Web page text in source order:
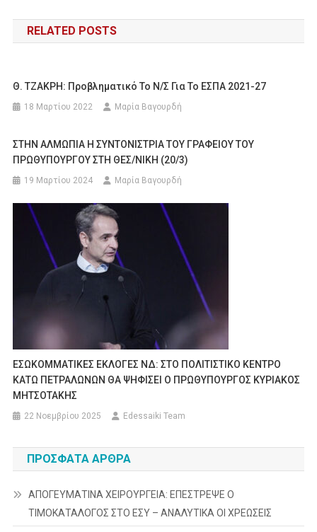
άρθρων
RELATED POSTS
Θ. ΤΖΑΚΡΗ: Προβληματικό Το Ν/σ Για Το ΕΣΠΑ 2021-27
18 Μαρτίου 2022 Μαρία Βαγουρδή
ΣΤΗΝ ΑΛΜΩΠΙΑ Η ΣΥΝΤΟΝΙΣΤΡΙΑ ΤΟΥ ΓΡΑΦΕΙΟΥ ΤΟΥ
ΠΡΩΘΥΠΟΥΡΓΟΥ ΣΤΗ ΘΕΣ/ΝΙΚΗ (20/3)
19 Μαρτίου 2024 Μαρία Βαγουρδή
ΕΣΩΚΟΜΜΑΤΙΚΕΣ ΕΚΛΟΓΕΣ ΝΔ: ΣΤΟ ΠΟΛΙΤΙΣΤΙΚΟ ΚΕΝΤΡΟ
ΚΑΤΩ ΠΕΤΡΑΛΩΝΩΝ ΘΑ ΨΗΦΙΣΕΙ Ο ΠΡΩΘΥΠΟΥΡΓΟΣ ΚΥΡΙΑΚΟΣ
ΜΗΤΣΟΤΑΚΗΣ
22 Νοεμβρίου 2025 Edessaiki Team
ΠΡΌΣΦΑΤΑ ΆΡΘΡΑ
ΑΠΟΓΕΥΜΑΤΙΝΑ ΧΕΙΡΟΥΡΓΕΙΑ: ΕΠΕΣΤΡΕΨΕ Ο
ΤΙΜΟΚΑΤΑΛΟΓΟΣ ΣΤΟ ΕΣΥ – ΑΝΑΛΥΤΙΚΑ ΟΙ ΧΡΕΩΣΕΙΣ